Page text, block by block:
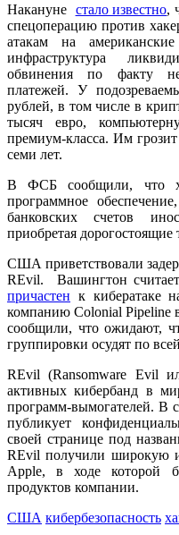
Накануне стало известно,
спецоперацию против
атакам на
инфраструктура
обвинения по факту
платежей. У
рублей, в том числе в
тысяч евро,
премиум-класса. Им
семи лет.
В ФСБ сообщили, что
программное
банковских счетов
приобретая дорогостоящие
США приветствовали
REvil. Вашингтон
причастен к кибератаке
компанию Colonial Pipeline
сообщили, что ожидают,
группировки осудят по
REvil (Ransomware Evil
активных кибербанд в
программ-вымогателей. В
публикует
своей странице под
REvil получили широкую
Apple, в ходе которой
продуктов компании.
США кибербезопасность